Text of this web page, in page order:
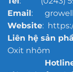
Email:
Website:
Liên hệ sản
Oxit nhôm